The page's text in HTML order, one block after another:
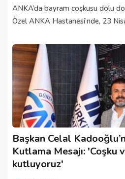
ANKA’da bayram coşkusu dolu
Özel ANKA Hastanesi’nde, 23
Başkan Celal
Kutlama Mesajı: 'Coşku
kutluyoruz'